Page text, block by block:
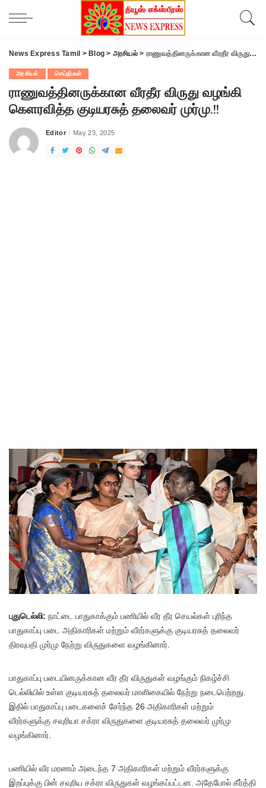
News Express Tamil > Blog > அரசியல்> ராணுவத்தினருக்கான வீரதீர விருது வழங்கி கெளரவித்த குடியரசுத் தலைவர் முர்மு.!!
அரசியல் செய்திகள்
ராணுவத்தினருக்கான வீரதீர விருது வழங்கி
கெளரவித்த குடியரசுத் தலைவர் முர்மு.!!
Posted
Editor May 23, 2025
புதுடெல்லி: நாட்டை பாதுகாக்கும் பணியில் வீர தீர செயல்கள் புரிந்த
பாதுகாப்பு படை அதிகாரிகள் மற்றும் வீரர்களுக்கு குடியரசுத் தலைவர்
திரவுபதி முர்மு நேற்று விருதுகளை வழங்கினார்.
பாதுகாப்பு படையினருக்கான வீர தீர விருதுகள் வழங்கும் நிகழ்ச்சி
டெல்லியில் உள்ள குடியரசுத் தலைவர் மாளிகையில் நேற்று நடைபெற்றது.
இதில் பாதுகாப்பு படைகளைச் சேர்ந்த 26 அதிகாரிகள் மற்றும்
வீரர்களுக்கு சவுரியா சக்ரா விருதுகளை குடியரசுத் தலைவர் முர்மு
வழங்கினார்.
பணியில் வீர மரணம் அடைந்த 7 அதிகாரிகள் மற்றும் வீரர்களுக்கு
இறப்புக்கு பின் சவுரிய சக்ரா விருதுகள் வழங்கப்பட்டன. அதேபோல் கீர்த்தி